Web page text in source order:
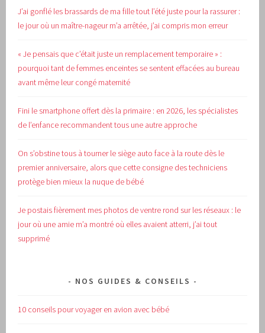
J’ai gonflé les brassards de ma fille tout l’été juste pour la rassurer :
le jour où un maître-nageur m’a arrêtée, j’ai compris mon erreur
« Je pensais que c’était juste un remplacement temporaire » :
pourquoi tant de femmes enceintes se sentent effacées au bureau
avant même leur congé maternité
Fini le smartphone offert dès la primaire : en 2026, les spécialistes
de l’enfance recommandent tous une autre approche
On s’obstine tous à tourner le siège auto face à la route dès le
premier anniversaire, alors que cette consigne des techniciens
protège bien mieux la nuque de bébé
Je postais fièrement mes photos de ventre rond sur les réseaux : le
jour où une amie m’a montré où elles avaient atterri, j’ai tout
supprimé
NOS GUIDES & CONSEILS
10 conseils pour voyager en avion avec bébé